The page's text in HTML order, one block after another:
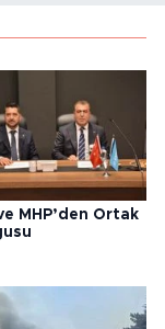
MHP’den Ortak